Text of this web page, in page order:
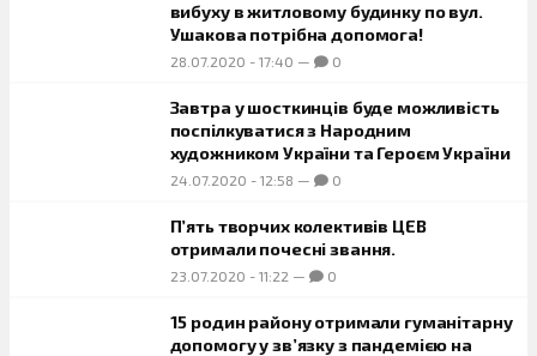
вибуху в житловому будинку по вул.
Ушакова потрібна допомога!
28.07.2020 - 17:40 — 0
Завтра у шосткинців буде можливість
поспілкуватися з Народним
художником України та Героєм України
24.07.2020 - 12:58 — 0
П’ять творчих колективів ЦЕВ
отримали почесні звання.
23.07.2020 - 11:22 — 0
15 родин району отримали гуманітарну
допомогу у зв’язку з пандемією на